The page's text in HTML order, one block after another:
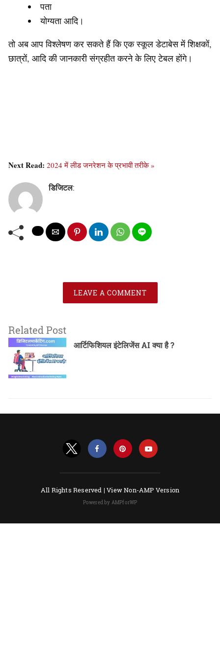
पता
योग्यता आदि।
तो अब आप विश्लेषण कर सकते हैं कि एक स्कूल डेटाबेस में शिक्षकों,
छात्रों, आदि की जानकारी संग्रहीत करने के लिए टेबल होंगे।
Next Read: 2024 में लीड जनरेशन के प्रभावी तरीके »
डिजिटल:
LEAVE A COMMENT
Related Post
आर्टिफिशियल इंटेलिजेंस AI क्या है ?
All Rights Reserved |View Non-AMP Version
Powered by AMPforWP